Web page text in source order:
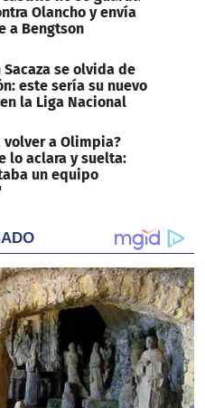
Olancho y envía
a Bengtson
se olvida de
este sería su nuevo
la Liga Nacional
volver a Olimpia?
lo aclara y suelta:
un equipo